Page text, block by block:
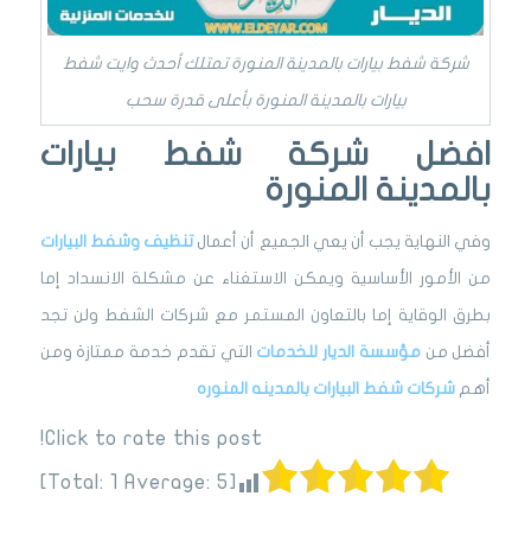
شركة شفط بيارات بالمدينة المنورة تمتلك أحدث وايت شفط
بيارات بالمدينة المنورة بأعلى قدرة سحب
افضل شركة شفط بيارات
بالمدينة المنورة
وفي النهاية يجب أن يعي الجميع أن أعمالتنظيف وشفط البيارات
من الأمور الأساسية ويمكن الاستغناء عن مشكلة الانسداد إما
بطرق الوقاية إما بالتعاون المستمر مع شركات الشفط ولن تجد
أفضل منمؤسسة الديار للخدمات التي تقدم خدمة ممتازة ومن
أهم شركات شفط البيارات بالمدينه المنوره
Click to rate this post!
[Total:
1 Average: 5
]